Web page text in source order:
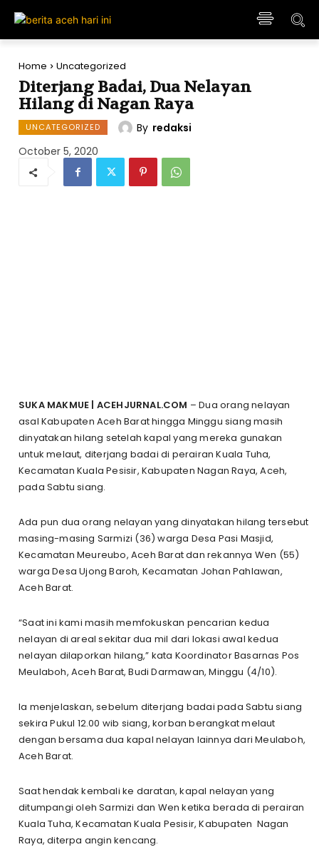
Home Uncategorized
Diterjang Badai, Dua Nelayan
Hilang di Nagan Raya
UNCATEGORIZED By redaksi
October 5, 2020
SUKA MAKMUE | ACEHJURNAL.COM – Dua orang nelayan
asal Kabupaten Aceh Barat hingga Minggu siang masih
dinyatakan hilang setelah kapal yang mereka gunakan
untuk melaut, diterjang badai di perairan Kuala Tuha,
Kecamatan Kuala Pesisir, Kabupaten Nagan Raya, Aceh,
pada Sabtu siang.
Ada pun dua orang nelayan yang dinyatakan hilang tersebut
masing-masing Sarmizi (36) warga Desa Pasi Masjid,
Kecamatan Meureubo, Aceh Barat dan rekannya Wen (55)
warga Desa Ujong Baroh, Kecamatan Johan Pahlawan,
Aceh Barat.
“Saat ini kami masih memfokuskan pencarian kedua
nelayan di areal sekitar dua mil dari lokasi awal kedua
nelayan dilaporkan hilang,” kata Koordinator Basarnas Pos
Meulaboh, Aceh Barat, Budi Darmawan, Minggu (4/10).
Ia menjelaskan, sebelum diterjang badai pada Sabtu siang
sekira Pukul 12.00 wib siang, korban berangkat melaut
dengan bersama dua kapal nelayan lainnya dari Meulaboh,
Aceh Barat.
Saat hendak kembali ke daratan, kapal nelayan yang
ditumpangi oleh Sarmizi dan Wen ketika berada di perairan
Kuala Tuha, Kecamatan Kuala Pesisir, Kabupaten Nagan
Raya, diterpa angin kencang.